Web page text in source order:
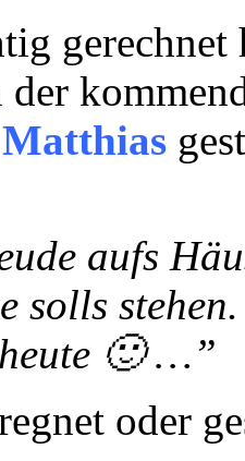
gerechnet
aufs
solls
🙂 …”
oder